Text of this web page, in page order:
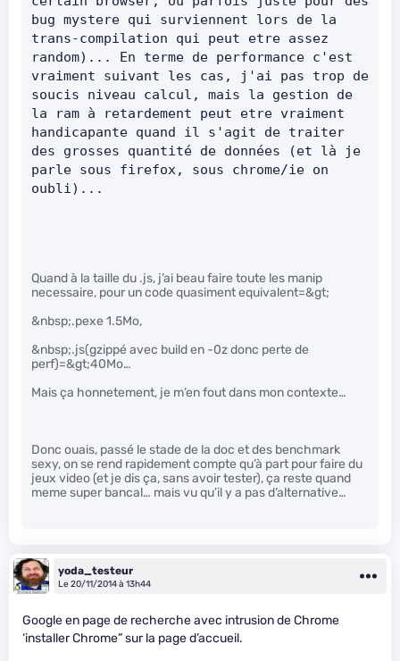
bug mystere qui surviennent lors de la
trans-compilation qui peut etre assez
random)... En terme de performance c'est
vraiment suivant les cas, j'ai pas trop de
soucis niveau calcul, mais la gestion de
la ram à retardement peut etre vraiment
handicapante quand il s'agit de traiter
des grosses quantité de données (et là je
parle sous firefox, sous chrome/ie on
oubli)...
Quand à la taille du .js, j’ai beau faire toute les manip
necessaire, pour un code quasiment equivalent=&gt;
&nbsp;.pexe 1.5Mo,
&nbsp;.js(gzippé avec build en -0z donc perte de
perf)=&gt;40Mo…
Mais ça honnetement, je m’en fout dans mon contexte…
Donc ouais, passé le stade de la doc et des benchmark
sexy, on se rend rapidement compte qu’à part pour faire du
jeux video (et je dis ça, sans avoir tester), ça reste quand
meme super bancal… mais vu qu’il y a pas d’alternative…
yoda_testeur
Le 20/11/2014 à 13h44
Google en page de recherche avec intrusion de Chrome
‘installer Chrome” sur la page d’accueil.